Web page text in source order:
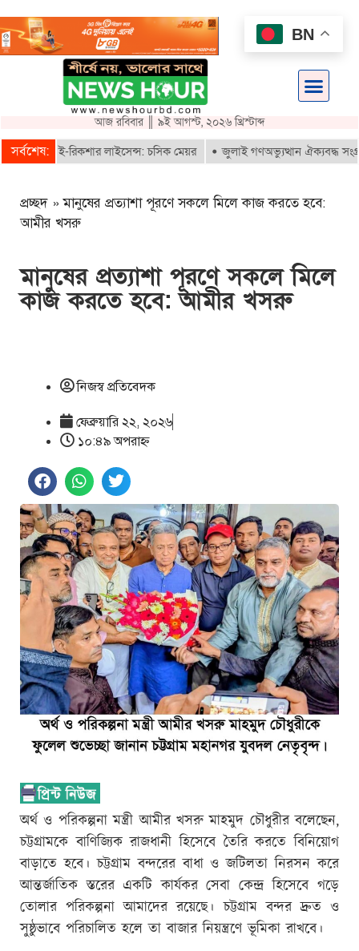
আজ রবিবার ║ ৯ই আগস্ট, ২০২৬ খ্রিস্টাব্দ
সর্বশেষ:ই-রিকশার লাইসেন্স: চসিক মেয়র জুলাই গণঅভ্যুত্থান ঐক্যবদ্ধ
প্রচ্ছদ »মানুষের প্রত্যাশা পূরণে সকলে মিলে কাজ করতে হবে:
আমীর খসরু
মানুষের প্রত্যাশা পূরণে সকলে মিলে
কাজ করতে হবে: আমীর খসরু
নিজস্ব প্রতিবেদক
ফেব্রুয়ারি ২২, ২০২৬
১০:৪৯ অপরাহ্ণ
অর্থ ও পরিকল্পনা মন্ত্রী আমীর খসরু মাহমুদ চৌধুরীর বলেছেন,
চট্টগ্রামকে বাণিজ্যিক রাজধানী হিসেবে তৈরি করতে বিনিয়োগ
বাড়াতে হবে। চট্টগ্রাম বন্দরের বাধা ও জটিলতা নিরসন করে
আন্তর্জাতিক স্তরের একটি কার্যকর সেবা কেন্দ্র হিসেবে গড়ে
তোলার পরিকল্পনা আমাদের রয়েছে। চট্টগ্রাম বন্দর দ্রুত ও
সুষ্ঠুভাবে পরিচালিত হলে তা বাজার নিয়ন্ত্রণে ভূমিকা রাখবে।
BN